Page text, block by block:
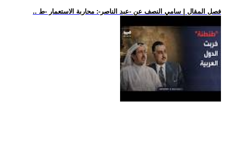
.. فصل المقال | سامي النصف عن -عبد الناصر-: محاربة الاستعمار -ط